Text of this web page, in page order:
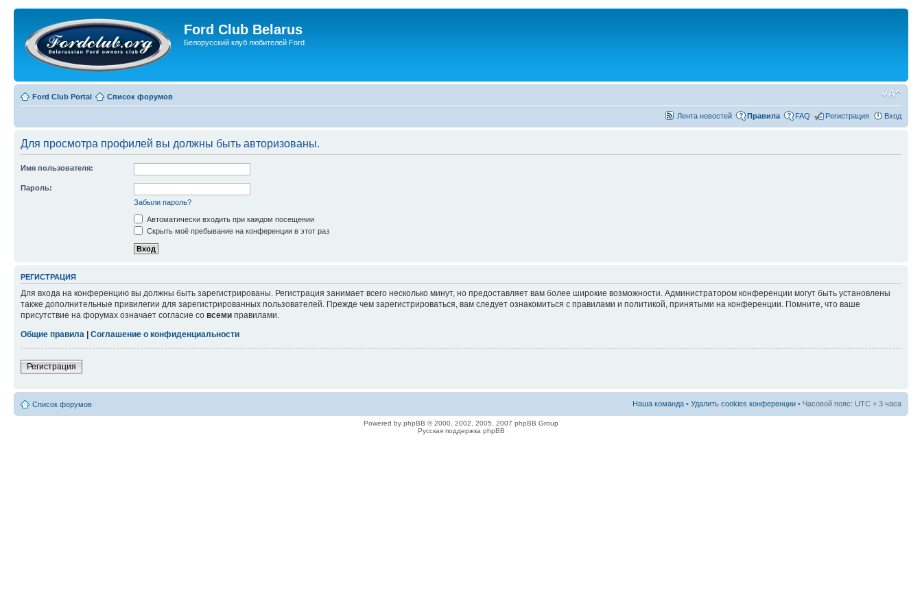
Ford Club Belarus
Белорусский клуб любителей Ford
Ford Club Portal Список форумов
Лента новостей Правила FAQ Регистрация Вход
Для просмотра профилей вы должны быть авторизованы.
Имя пользователя:
Пароль:
Забыли пароль?
Автоматически входить при каждом посещении
Скрыть моё пребывание на конференции в этот раз
РЕГИСТРАЦИЯ
Для входа на конференцию вы должны быть зарегистрированы. Регистрация занимает всего несколько минут, но предоставляет вам более широкие возможности. Администратором конференции могут быть установлены
также дополнительные привилегии для зарегистрированных пользователей. Прежде чем зарегистрироваться, вам следует ознакомиться с правилами и политикой, принятыми на конференции. Помните, что ваше
присутствие на форумах означает согласие со всеми правилами.
Общие правила | Соглашение о конфиденциальности
Регистрация
Список форумов Наша команда • Удалить cookies конференции • Часовой пояс: UTC + 3 часа
Powered by phpBB © 2000, 2002, 2005, 2007 phpBB Group
Русская поддержка phpBB